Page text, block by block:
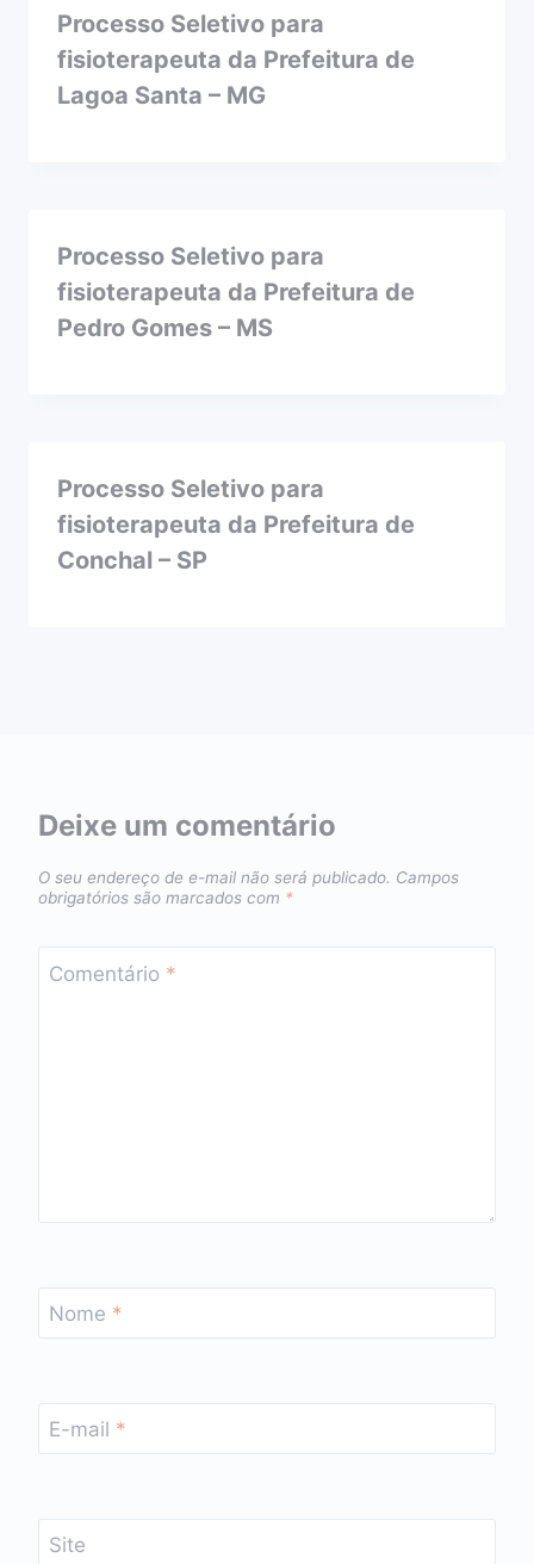
Processo Seletivo para
fisioterapeuta da Prefeitura de
Lagoa Santa – MG
Processo Seletivo para
fisioterapeuta da Prefeitura de
Pedro Gomes – MS
Processo Seletivo para
fisioterapeuta da Prefeitura de
Conchal – SP
Deixe um comentário
O seu endereço de e-mail não será publicado. Campos
obrigatórios são marcados com *
Comentário *
Nome *
E-mail *
Site